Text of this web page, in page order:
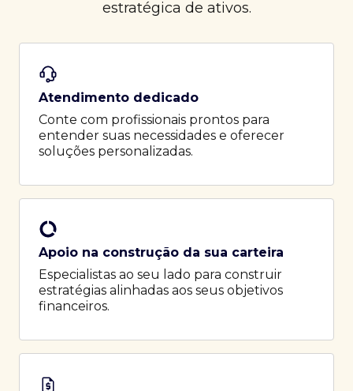
estratégica de ativos.
Atendimento dedicado
Conte com profissionais prontos para
entender suas necessidades e oferecer
soluções personalizadas.
Apoio na construção da sua carteira
Especialistas ao seu lado para construir
estratégias alinhadas aos seus objetivos
financeiros.